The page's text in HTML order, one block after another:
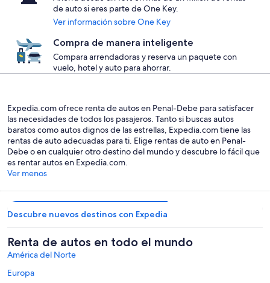
de auto si eres parte de One Key.
Ver información sobre One Key
Compra de manera inteligente
Compara arrendadoras y reserva un paquete con
vuelo, hotel y auto para ahorrar.
Expedia.com ofrece renta de autos en Penal-Debe para satisfacer
las necesidades de todos los pasajeros. Tanto si buscas autos
baratos como autos dignos de las estrellas, Expedia.com tiene las
rentas de auto adecuadas para ti. Elige rentas de auto en Penal-
Debe o en cualquier otro destino del mundo y descubre lo fácil que
es rentar autos en Expedia.com.
Ver menos
Descubre nuevos destinos con Expedia
Renta de autos en todo el mundo
América del Norte
Europa